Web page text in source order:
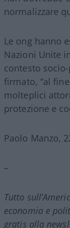
normalizzare
Le ong hanno
Nazioni Unite
contesto
firmato, “al
molteplici
protezione e
Paolo Manzo,
–
Tutto
economia e
gratis alla